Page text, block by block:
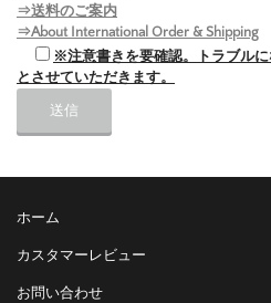
⇒送料のご案内
⇒About International Order & Shipping
※注意書きを要確認。トラブル
とさせていただきます。
ホーム
カスタマーレビュー
お問い合わせ